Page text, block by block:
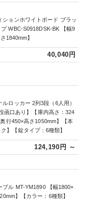
ションホワイトボード ブラッ
WBC-S0918DSK-BK 【幅9
1840mm】
40,040円
ルロッカー 2列3段（6人用）
函口あり】【庫内高さ：324
行450×高さ1050mm】【本
】【錠タイプ：6種類】
124,190円 ～
ブル MT-YM1890 【幅1800×
】【カラー：6種類】